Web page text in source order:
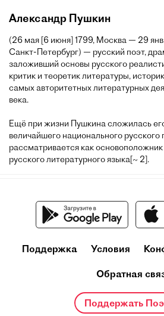
Александр Пушкин
(26 мая [6 июня] 1799, Москва — 29
Санкт-Петербург) — русский поэт,
заложивший основы русского
критик и теоретик литературы,
самых авторитетных литературных
века.
Ещё при жизни Пушкина сложилась
величайшего национального русского
рассматривается как
русского литературного языка[~ 2].
Поддержка Условия
Обратная
Поддержать